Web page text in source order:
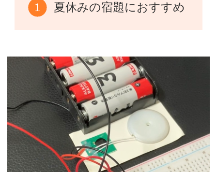
夏休みの宿題におすすめ